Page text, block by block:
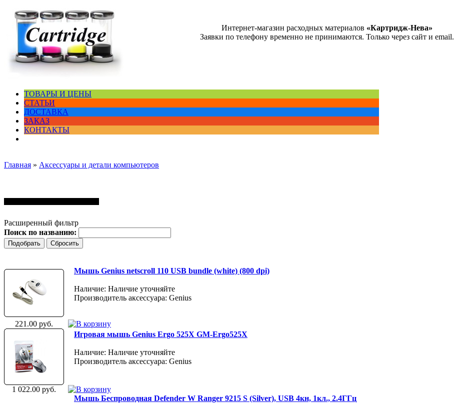
Интернет-магазин расходных материалов «Картридж-Нева»
Заявки по телефону временно не принимаются. Только через сайт и email.
ТОВАРЫ И ЦЕНЫ
СТАТЬИ
ДОСТАВКА
ЗАКАЗ
КОНТАКТЫ
Главная » Аксессуары и детали компьютеров
Расширенный фильтр
Поиск по названию:
Мышь Genius netscroll 110 USB bundle (white) (800 dpi)
Наличие: Наличие уточняйте
Производитель аксессуара: Genius
221.00 руб.
Игровая мышь Genius Ergo 525X GM-Ergo525X
Наличие: Наличие уточняйте
Производитель аксессуара: Genius
1 022.00 руб.
Мышь Беспроводная Defender W Ranger 9215 S (Silver), USB 4кн, 1кл., 2.4ГГц